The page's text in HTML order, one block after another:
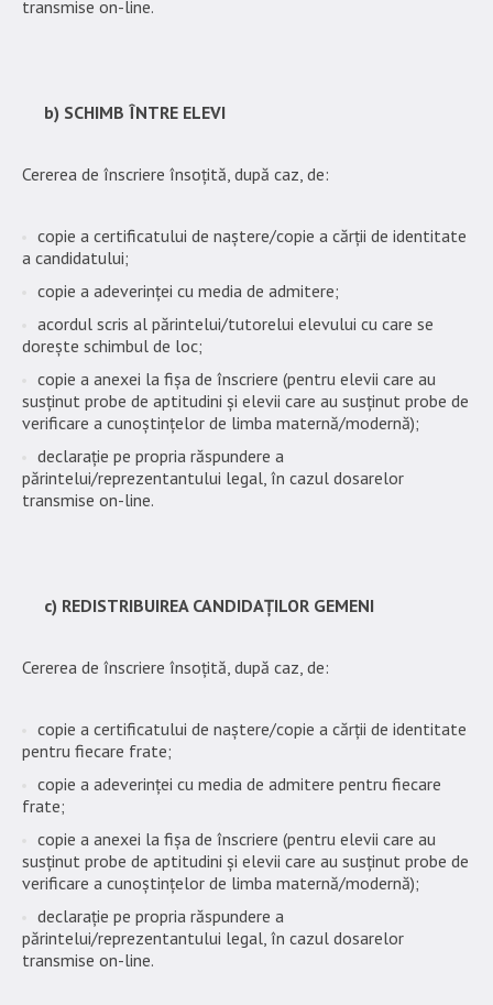
transmise on-line.
b) SCHIMB ÎNTRE ELEVI
Cererea de înscriere însoțită, după caz, de:
copie a certificatului de naștere/copie a cărții de identitate
a candidatului;
copie a adeverinței cu media de admitere;
acordul scris al părintelui/tutorelui elevului cu care se
dorește schimbul de loc;
copie a anexei la fișa de înscriere (pentru elevii care au
susținut probe de aptitudini și elevii care au susținut probe de
verificare a cunoștințelor de limba maternă/modernă);
declarație pe propria răspundere a
părintelui/reprezentantului legal, în cazul dosarelor
transmise on-line.
c) REDISTRIBUIREA CANDIDAȚILOR GEMENI
Cererea de înscriere însoțită, după caz, de:
copie a certificatului de naștere/copie a cărții de identitate
pentru fiecare frate;
copie a adeverinței cu media de admitere pentru fiecare
frate;
copie a anexei la fișa de înscriere (pentru elevii care au
susținut probe de aptitudini și elevii care au susținut probe de
verificare a cunoștințelor de limba maternă/modernă);
declarație pe propria răspundere a
părintelui/reprezentantului legal, în cazul dosarelor
transmise on-line.